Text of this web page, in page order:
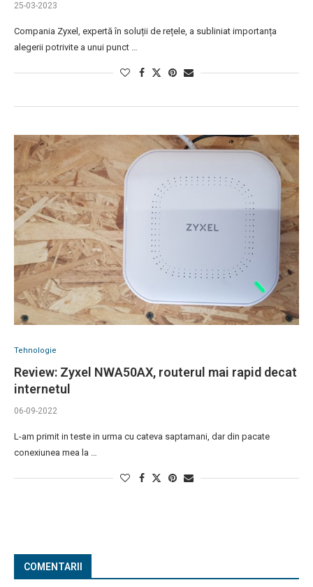
25-03-2023
Compania Zyxel, expertă în soluții de rețele, a subliniat importanța
alegerii potrivite a unui punct …
Tehnologie
Review: Zyxel NWA50AX, routerul mai rapid decat
internetul
06-09-2022
L-am primit in teste in urma cu cateva saptamani, dar din pacate
conexiunea mea la …
COMENTARII